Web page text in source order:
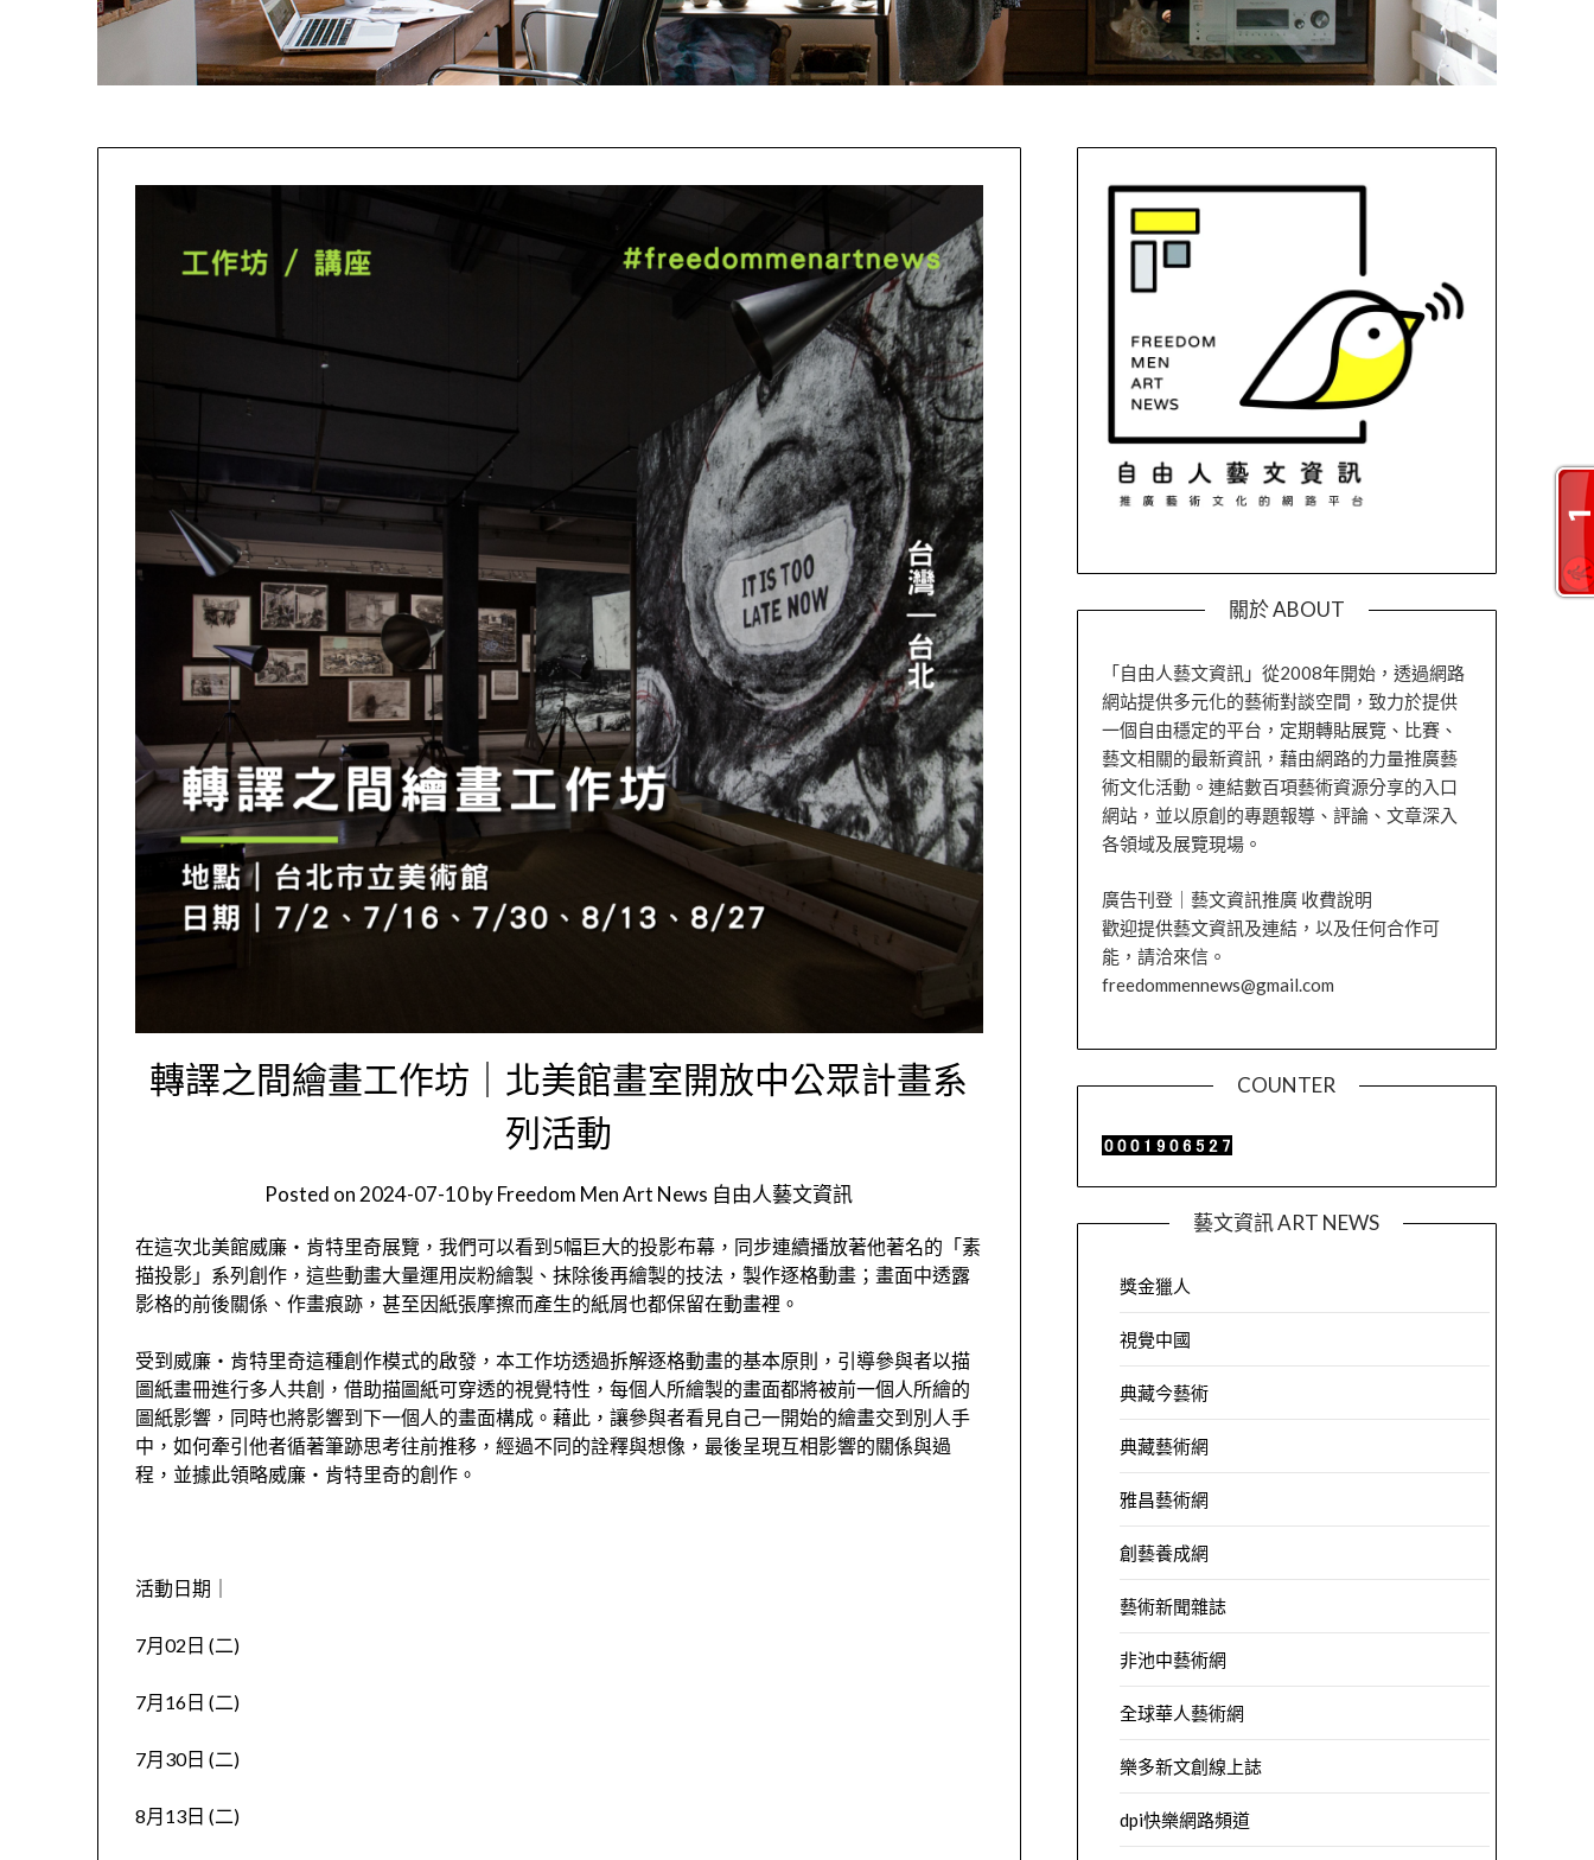
轉譯之間繪畫工作坊｜北美館畫室開放中公眾計畫系
列活動
Posted on 2024-07-10byFreedom Men Art News 自由人藝文資訊
在這次北美館威廉‧肯特里奇展覽，我們可以看到5幅巨大的投影布幕，同步連續播放著他著名的「素
描投影」系列創作，這些動畫大量運用炭粉繪製、抹除後再繪製的技法，製作逐格動畫；畫面中透露
影格的前後關係、作畫痕跡，甚至因紙張摩擦而產生的紙屑也都保留在動畫裡。
受到威廉‧肯特里奇這種創作模式的啟發，本工作坊透過拆解逐格動畫的基本原則，引導參與者以描
圖紙畫冊進行多人共創，借助描圖紙可穿透的視覺特性，每個人所繪製的畫面都將被前一個人所繪的
圖紙影響，同時也將影響到下一個人的畫面構成。藉此，讓參與者看見自己一開始的繪畫交到別人手
中，如何牽引他者循著筆跡思考往前推移，經過不同的詮釋與想像，最後呈現互相影響的關係與過
程，並據此領略威廉‧肯特里奇的創作。
活動日期｜
7月02日 (二)
7月16日 (二)
7月30日 (二)
8月13日 (二)
關於 ABOUT
「自由人藝文資訊」從2008年開始，透過網路
網站提供多元化的藝術對談空間，致力於提供
一個自由穩定的平台，定期轉貼展覽、比賽、
藝文相關的最新資訊，藉由網路的力量推廣藝
術文化活動。連結數百項藝術資源分享的入口
網站，並以原創的專題報導、評論、文章深入
各領域及展覽現場。
廣告刊登｜藝文資訊推廣 收費說明
歡迎提供藝文資訊及連結，以及任何合作可
能，請洽來信。
freedommennews@gmail.com
COUNTER
藝文資訊 ART NEWS
獎金獵人
視覺中國
典藏今藝術
典藏藝術網
雅昌藝術網
創藝養成網
藝術新聞雜誌
非池中藝術網
全球華人藝術網
樂多新文創線上誌
dpi快樂網路頻道